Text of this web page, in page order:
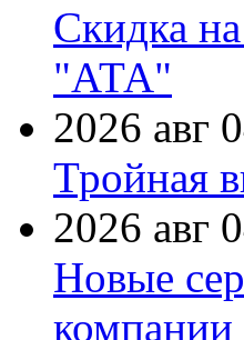
Скидка
"АТА"
2026 авг
Тройная
2026 авг
Новые
компании